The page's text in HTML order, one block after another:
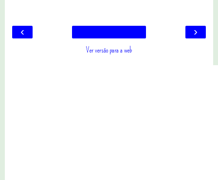
‹ ›
Ver versão para a web